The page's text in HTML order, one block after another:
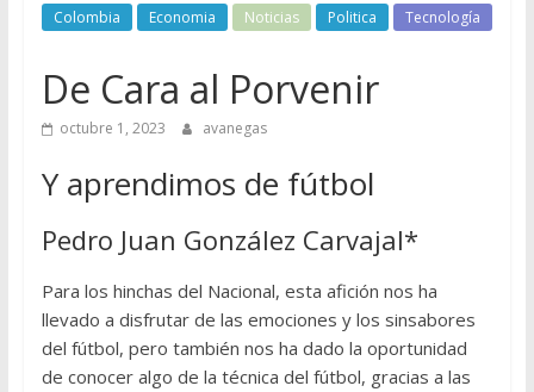
Colombia Economia Noticias Politica Tecnología
De Cara al Porvenir
octubre 1, 2023 avanegas
Y aprendimos de fútbol
Pedro Juan González Carvajal*
Para los hinchas del Nacional, esta afición nos ha
llevado a disfrutar de las emociones y los sinsabores
del fútbol, pero también nos ha dado la oportunidad
de conocer algo de la técnica del fútbol, gracias a las